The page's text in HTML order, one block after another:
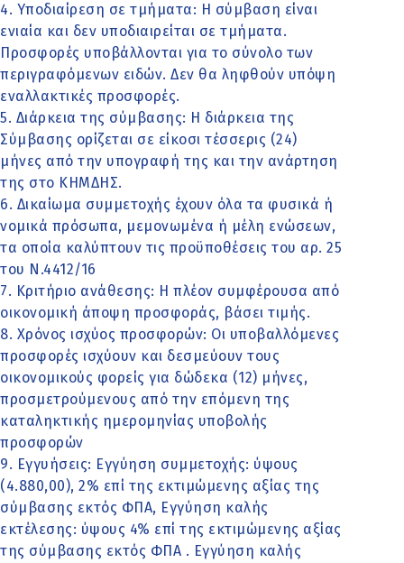
4. Υποδιαίρεση σε τμήματα: Η σύμβαση είναι
ενιαία και δεν υποδιαιρείται σε τμήματα.
Προσφορές υποβάλλονται για το σύνολο των
περιγραφόμενων ειδών. Δεν θα ληφθούν υπόψη
εναλλακτικές προσφορές.
5. Διάρκεια της σύμβασης: Η διάρκεια της
Σύμβασης ορίζεται σε είκοσι τέσσερις (24)
μήνες από την υπογραφή της και την ανάρτηση
της στο ΚΗΜΔΗΣ.
6. Δικαίωμα συμμετοχής έχουν όλα τα φυσικά ή
νομικά πρόσωπα, μεμονωμένα ή μέλη ενώσεων,
τα οποία καλύπτουν τις προϋποθέσεις του αρ. 25
του Ν.4412/16
7. Κριτήριο ανάθεσης: Η πλέον συμφέρουσα από
οικονομική άποψη προσφοράς, βάσει τιμής.
8. Χρόνος ισχύος προσφορών: Οι υποβαλλόμενες
προσφορές ισχύουν και δεσμεύουν τους
οικονομικούς φορείς για δώδεκα (12) μήνες,
προσμετρούμενους από την επόμενη της
καταληκτικής ημερομηνίας υποβολής
προσφορών
9. Εγγυήσεις: Εγγύηση συμμετοχής: ύψους
(4.880,00), 2% επί της εκτιμώμενης αξίας της
σύμβασης εκτός ΦΠΑ, Εγγύηση καλής
εκτέλεσης: ύψους 4% επί της εκτιμώμενης αξίας
της σύμβασης εκτός ΦΠΑ . Εγγύηση καλής